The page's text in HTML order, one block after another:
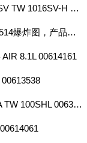
16子龙1016右手6速 | ZILLION SV TW 1016SV-H 00613442
子龙1514右手 Zillion TW HLC 1514爆炸图，产品手机，拆解图
8.1L 00614161
19款黑蜘蛛100左手7速 TATULA TW 100SHL 00630038